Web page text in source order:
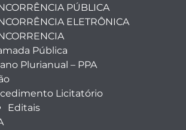
PÚBLICA
ELETRÔNICA
Pública
Plurianual – PPA
Licitatório
Editais